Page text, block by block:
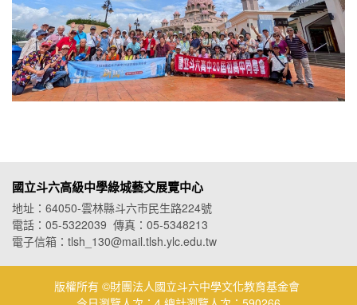
國立斗六高級中學綠城藝文展覽中心
地址：64050-雲林縣斗六市民生路224號
電話：05-5322039 傳真：05-5348213
電子信箱：tlsh_130@mail.tlsh.ylc.edu.tw
版權所有 ©財團法人國立斗六中學文化教育基金會